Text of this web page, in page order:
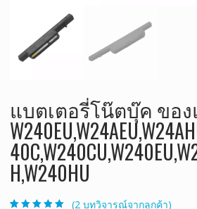
แบตเตอรี่โน๊ตบุ๊ค ของแ
H,W240HU
(2 บทวิจารณ์จากลูกค้า)